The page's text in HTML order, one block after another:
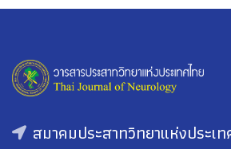
สมาคมประสาทวิทยาแห่งประเ